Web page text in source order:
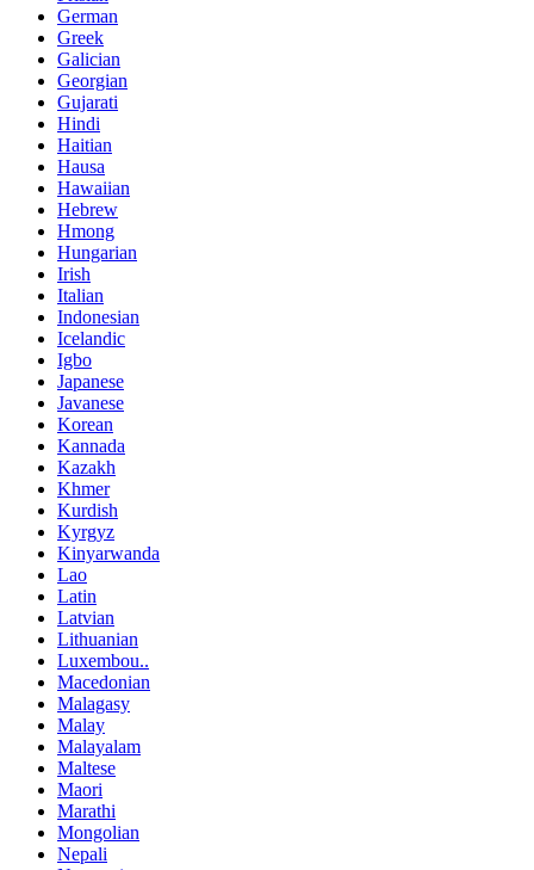
German
Greek
Galician
Georgian
Gujarati
Hindi
Haitian
Hausa
Hawaiian
Hebrew
Hmong
Hungarian
Irish
Italian
Indonesian
Icelandic
Igbo
Japanese
Javanese
Korean
Kannada
Kazakh
Khmer
Kurdish
Kyrgyz
Kinyarwanda
Lao
Latin
Latvian
Lithuanian
Luxembou..
Macedonian
Malagasy
Malay
Malayalam
Maltese
Maori
Marathi
Mongolian
Nepali